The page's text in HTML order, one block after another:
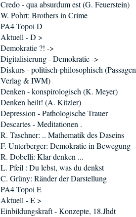
Credo - qua absurdum est (G. Feuerstein)
W. Pohrt: Brothers in Crime
PA4 Topoi D
Aktuell - D >
Demokratie ?! ->
Digitalisierung - Demokratie ->
Diskurs - politisch-philosophisch (Passagen
Verlag & IWM)
Denken - konspirologisch (K. Meyer)
Denken heilt! (A. Kitzler)
Depression - Pathologische Trauer
Descartes - Meditationen .
R. Taschner: .. Mathematik des Daseins
F. Unterberger: Demokratie in Bewegung
R. Dobelli: Klar denken ...
L. Pfeil : Du lebst, was du denkst
C. Grüny: Ränder der Darstellung
PA4 Topoi E
Aktuell - E >
Einbildungskraft - Konzepte, 18.Jhdt